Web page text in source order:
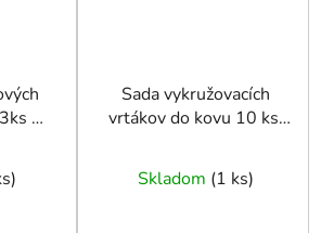
4-
)
Sada vykružovacích
vrtákov do kovu 10 ks.
Skladom (1 ks)